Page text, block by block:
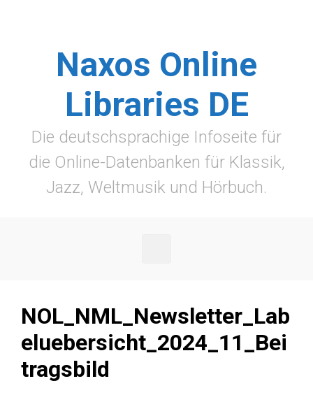
Naxos Online
Libraries DE
Die deutschsprachige Infoseite für
die Online-Datenbanken für Klassik,
Jazz, Weltmusik und Hörbuch.
NOL_NML_Newsletter_Lab
eluebersicht_2024_11_Bei
tragsbild